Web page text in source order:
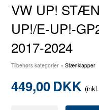
VW UP!
UP!/E-UP!-
2017-2024
Tilbehørs kategorier »Stænklapper
449,00DKK